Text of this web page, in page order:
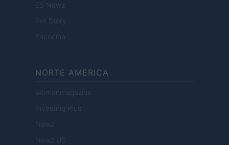
ES Newz
Pet Story
Encocina
NORTE AMERICA
Womanmagazine
Investing Plus
Newz
Newz US